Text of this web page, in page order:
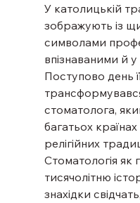
У католицькій
зображують із
символами
впізнаваними й у
Поступово день
стоматолога,
багатьох
релігійних
Стоматологія як
тисячолітню
знахідки